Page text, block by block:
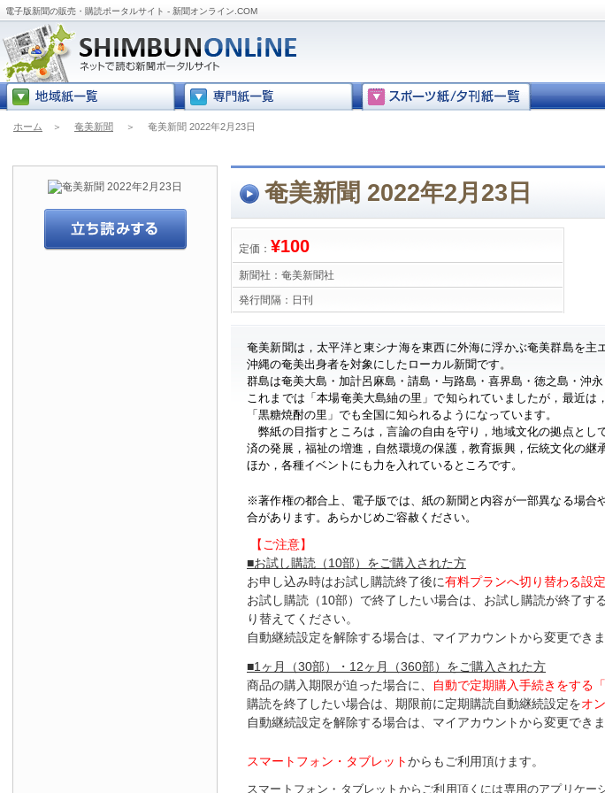
電子版新聞の販売・購読ポータルサイト - 新聞オンライン.COM
ホーム ＞ 奄美新聞 ＞ 奄美新聞 2022年2月23日
奄美新聞 2022年2月23日
定価： ¥100
新聞社： 奄美新聞社
発行間隔： 日刊
奄美新聞は，太平洋と東シナ海を東西に外海に浮かぶ奄美群島を主
沖縄の奄美出身者を対象にしたローカル新聞です。
群島は奄美大島・加計呂麻島・請島・与路島・喜界島・徳之島・沖
これまでは「本場奄美大島紬の里」で知られていましたが，最近
「黒糖焼酎の里」でも全国に知られるようになっています。
弊紙の目指すところは，言論の自由を守り，地域文化の拠点とし
済の発展，福祉の増進，自然環境の保護，教育振興，伝統文化の
ほか，各種イベントにも力を入れているところです。
※著作権の都合上、 電子版では、紙の新聞と内容が一部異なる場合や
合があります。あらかじめご容赦ください。
【ご注意】
■お試し購読（10部）をご購入された方
お申し込み時はお試し購読終了後に有料プランへ切り替わる設定
お試し購読（10部）で終了したい場合は、お試し購読が終了す
り替えてください。
自動継続設定を解除する場合は、マイアカウントから変更できま
■1ヶ月（30部）・12ヶ月（360部）をご購入された方
商品の購入期限が迫った場合に、
自動で定期購入手続きをする
購読を終了したい場合は、期限前に定期購読自動継続設定をオン
自動継続設定を解除する場合は、マイアカウントから変更できま
スマートフォン・タブレットからもご利用頂けます。
スマートフォン・タブレットからご利用頂くには専用のアプリケー